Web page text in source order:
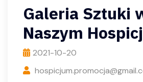
Galeria Sztuki
Naszym
2021-10-20